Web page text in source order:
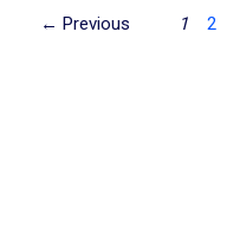
← Previous 1 2